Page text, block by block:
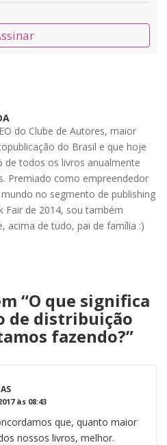
do Clube de Autores, maior
do Brasil e que hoje
de todos os livros anualmente
Premiado como empreendedor
no segmento de publishing
Fair de 2014, sou também
acima de tudo, pai de família :)
“O que significa
de distribuição
fazendo?”
às 08:43
que, quanto maior
nossos livros, melhor.